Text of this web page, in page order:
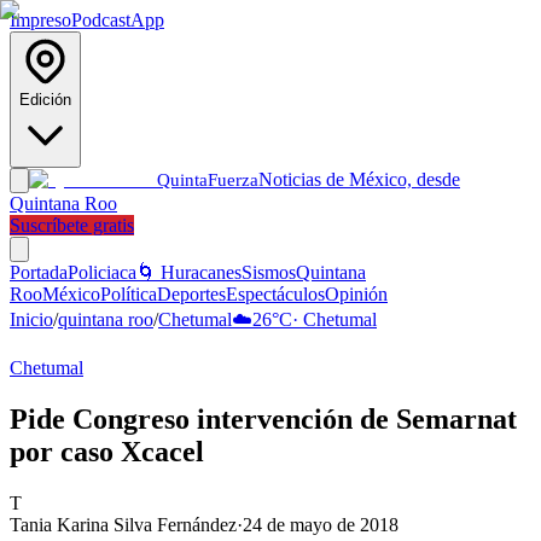
ImpresoPodcastApp
Edición
QuintaFuerzaNoticias de México, desde
Quintana Roo
Suscríbete gratis
PortadaPoliciaca 🌀 HuracanesSismosQuintana
RooMéxicoPolíticaDeportesEspectáculosOpinión
Inicio/quintana roo/Chetumal☁️26°C· Chetumal
Chetumal
Pide Congreso intervención de Semarnat
por caso Xcacel
T
Tania Karina Silva Fernández·24 de mayo de 2018